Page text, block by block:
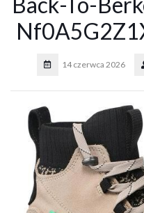
14 czerwca 2026